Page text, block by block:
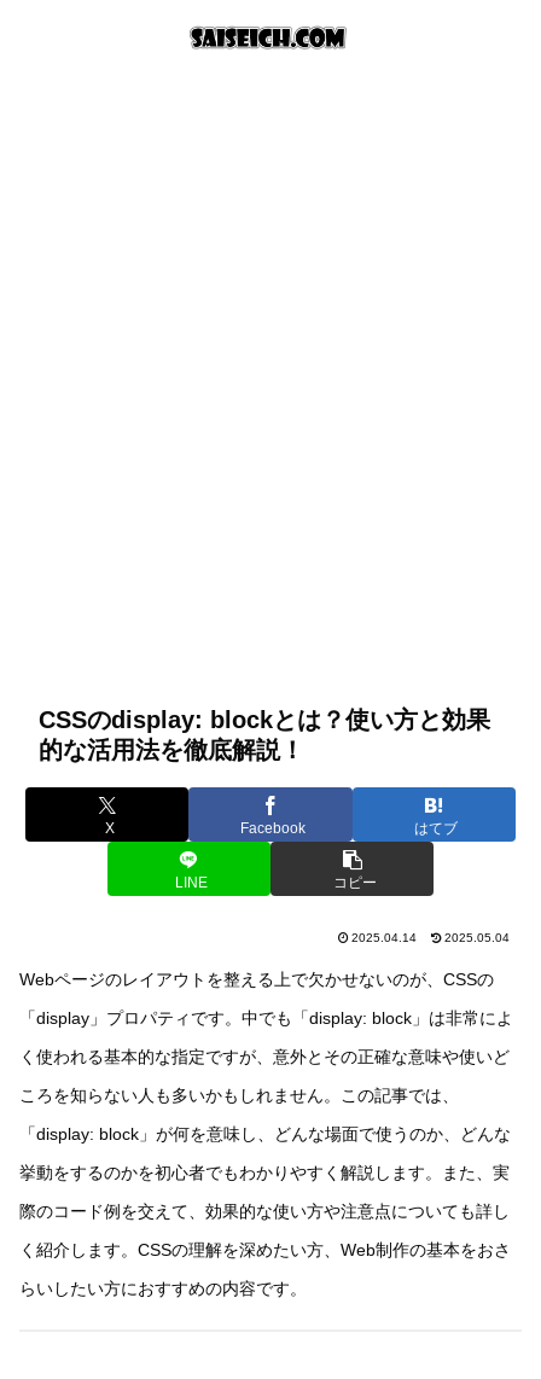
CSSのdisplay: blockとは？使い方と効果
的な活用法を徹底解説！
X Facebook はてブ
LINE コピー
2025.04.14 2025.05.04
Webページのレイアウトを整える上で欠かせないのが、CSSの
「display」プロパティです。中でも「display: block」は非常によ
く使われる基本的な指定ですが、意外とその正確な意味や使いど
ころを知らない人も多いかもしれません。この記事では、
「display: block」が何を意味し、どんな場面で使うのか、どんな
挙動をするのかを初心者でもわかりやすく解説します。また、実
際のコード例を交えて、効果的な使い方や注意点についても詳し
く紹介します。CSSの理解を深めたい方、Web制作の基本をおさ
らいしたい方におすすめの内容です。